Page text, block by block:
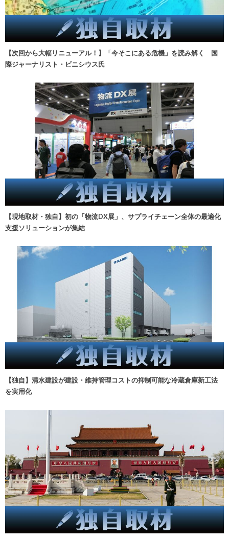
【次回から大幅リニューアル！】「今そこにある危機」を読み解く 国
際ジャーナリスト・ビニシウス氏
【現地取材・独自】初の「物流DX展」、サプライチェーン全体の最適化
支援ソリューションが集結
【独自】清水建設が建設・維持管理コストの抑制可能な冷蔵倉庫新工法
を実用化